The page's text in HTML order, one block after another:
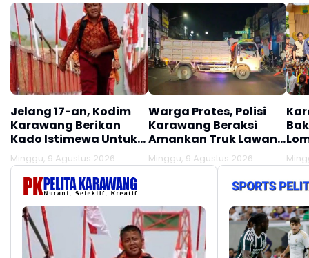
Jelang 17-an, Kodim
Karawang Berikan
Kado Istimewa Untuk
Warga Desa Kalijati
Jatisari
Minggu, 9 Agustus 2026
Warga Protes, Polisi
Karawang Beraksi
Amankan Truk Lawan
Lawan Arus
Minggu, 9 Agustus 2026